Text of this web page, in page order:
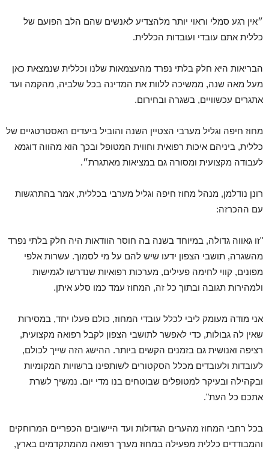
״אין רגע סמלי וראוי יותר מלהצדיע לאנשים שהם הלב הפועם של
כללית אתם עובדי ועובדות הכללית.
הבריאות היא חלק בלתי נפרד מהעצמאות שלנו וכללית שנמצאת כאן
מעל מאה שנה, ממשיכה ללוות את המדינה בכל שלביה, מהקמה ועד
אתגרים עכשוויים, בשגרה ובחירום.
מחוז חיפה וגליל מערבי הצטיין השנה והוביל ביעדים האסטרטגיים של
כללית, ביניהם איכות רפואית וחווית המטופל ובכך הוא מהווה דוגמא
לעבודה מקצועית ומסורה גם במציאות מאתגרת״.
רונן נודלמן, מנהל מחוז חיפה וגליל מערבי בכללית, אמר בהתרגשות
עם ההכרזה:
"זו גאווה גדולה, במיוחד בשנה בה חוסר הוודאות היה חלק בלתי נפרד
מהשגרה, תושבי הצפון ידעו שיש להם על מי לסמוך. עשרות אלפי
מפונים, קווי לחימה פעילים, מערכות רפואיות שנדרשו לגמישות
ולמהירות תגובה ובתוך כל זה, המחוז עמד כמו סלע איתן.
אני מודה מעומק ליבי לכלל עובדי המחוז, כולם פעלו יחד, במסירות
שאין לה גבולות, כדי לאפשר לתושבי הצפון לקבל רפואה מקצועית,
רציפה ואנושית גם בזמנים הקשים ביותר. ההישג הזה שייך לכולם,
לעובדות ולעובדים מכלל הסקטורים לשותפינו ברשויות המקומיות
ובקהילה ובעיקר למטופלים שבוטחים בנו מדי יום. נמשיך לשרת
אתכם כל העת".
בכל רחבי המחוז מהערים הגדולות ועד היישובים הכפריים המרוחקים
והמבודדים כללית מפעילה במחוז מערך רפואה מהמתקדמים בארץ,